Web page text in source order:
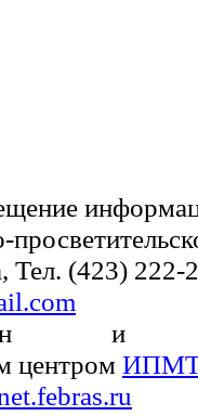
(423) 222-
и
центром